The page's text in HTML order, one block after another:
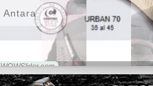
WOWSlider.com
Antara